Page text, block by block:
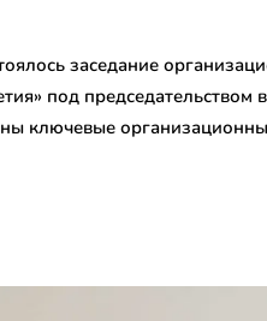
заседание
под
ключевые